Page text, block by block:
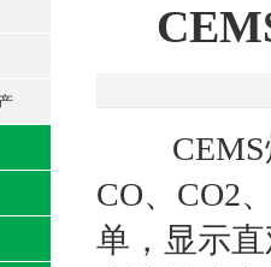
CEMS烟
CO、CO2
单，显示